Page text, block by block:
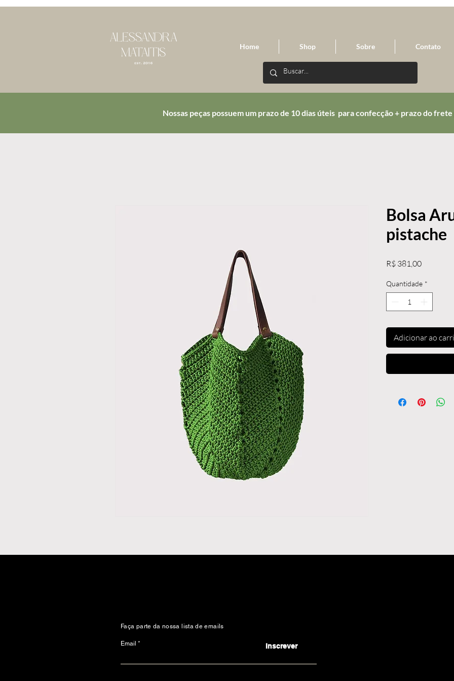
Home Shop Sobre Contato
Nossas peças possuem um prazo de 10 dias úteis para confecção + prazo do
Bolsa
pistache
R$ 381,00Preço
Quantidade *
Adicionar ao
Faça parte da nossa lista de emails
Email Inscrever